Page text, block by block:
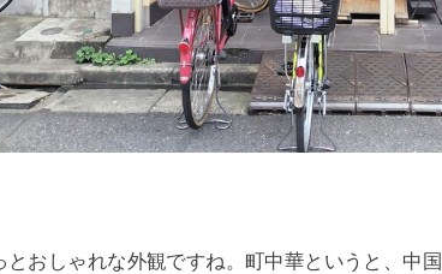
とおしゃれな外観ですね。町中華というと、中